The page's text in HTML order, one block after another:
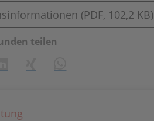
(PDF, 102,2 KB)
teilen